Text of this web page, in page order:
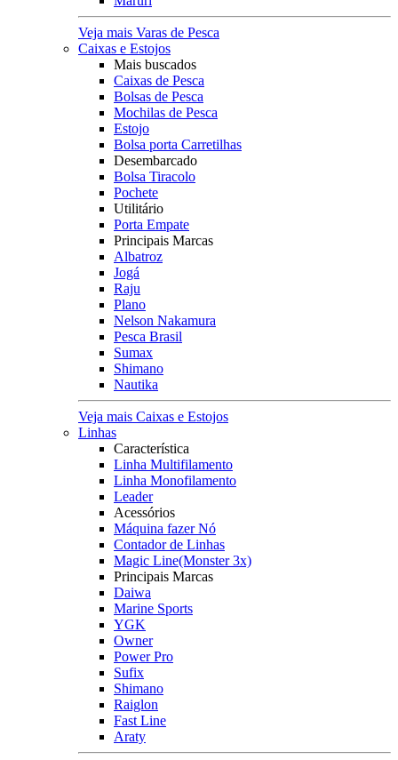
Veja mais Varas de Pesca
Caixas e Estojos
Mais buscados
Caixas de Pesca
Bolsas de Pesca
Mochilas de Pesca
Estojo
Bolsa porta Carretilhas
Desembarcado
Bolsa Tiracolo
Pochete
Utilitário
Porta Empate
Principais Marcas
Albatroz
Jogá
Raju
Plano
Nelson Nakamura
Pesca Brasil
Sumax
Shimano
Nautika
Veja mais Caixas e Estojos
Linhas
Característica
Linha Multifilamento
Linha Monofilamento
Leader
Acessórios
Máquina fazer Nó
Contador de Linhas
Magic Line(Monster 3x)
Principais Marcas
Daiwa
Marine Sports
YGK
Owner
Power Pro
Sufix
Shimano
Raiglon
Fast Line
Araty